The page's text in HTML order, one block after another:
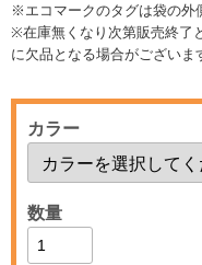
※エコマークのタグは袋の外
※在庫無くなり次第販売終了
に欠品となる場合がございま
カラー
数量